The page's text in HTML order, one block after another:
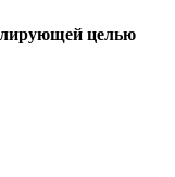
целью